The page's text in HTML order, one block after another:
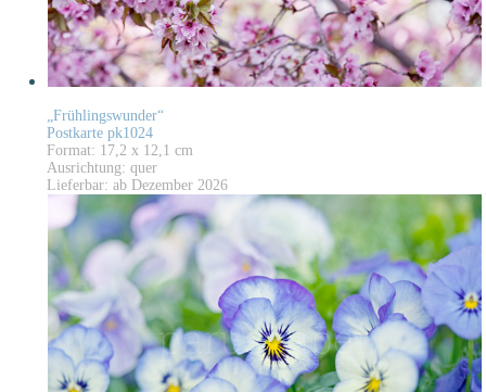
„Frühlingswunder“
Postkarte pk1024
Format: 17,2 x 12,1 cm
Ausrichtung: quer
Lieferbar: ab Dezember 2026